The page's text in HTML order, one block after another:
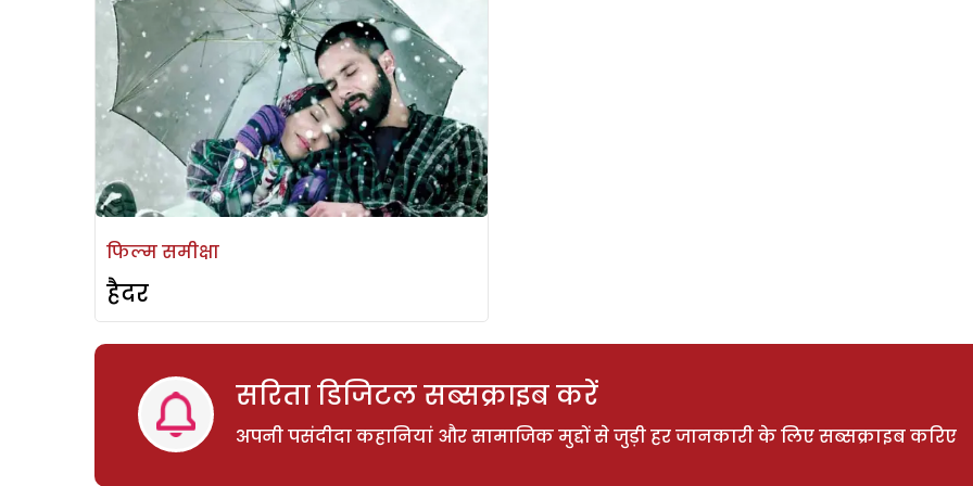
फिल्म समीक्षा
हैदर
सरिता डिजिटल सब्सक्राइब करें
अपनी पसंदीदा कहानियां और सामाजिक मुद्दों से जुड़ी हर जानकारी के लिए सब्सक्राइब करिए